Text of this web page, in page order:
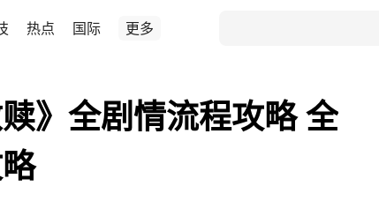
热点 国际 更多
》全剧情流程攻略 全